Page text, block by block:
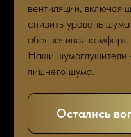
вентиляции, включая
снизить уровень
обеспечивая
Наши шумоглушители
лишнего шума.
Остались